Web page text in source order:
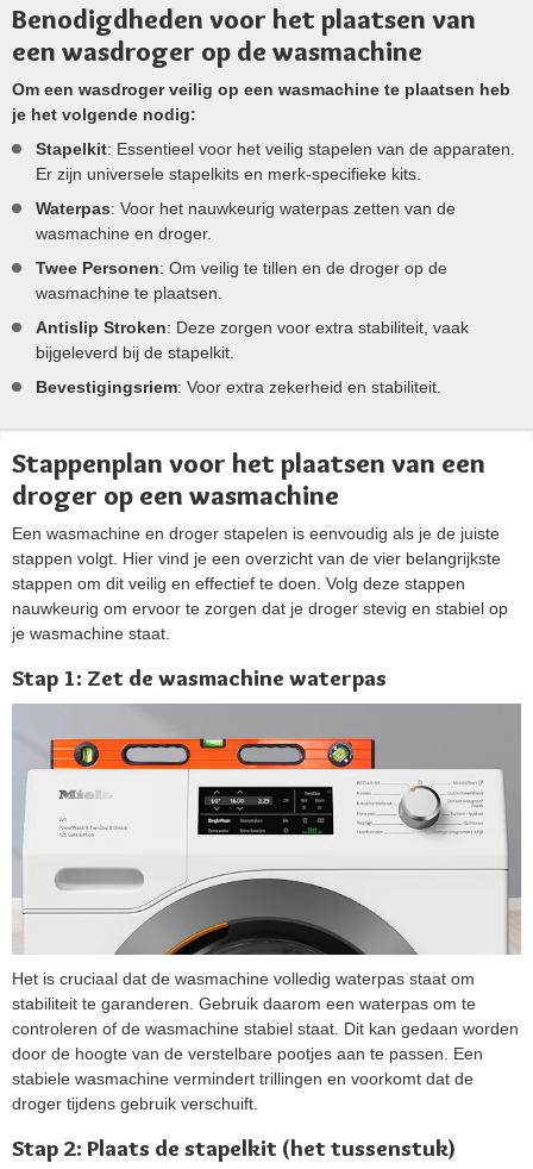
Benodigdheden voor het plaatsen van
een wasdroger op de wasmachine
Om een wasdroger veilig op een wasmachine te plaatsen heb
je het volgende nodig:
Stapelkit: Essentieel voor het veilig stapelen van de apparaten.
Er zijn universele stapelkits en merk-specifieke kits.
Waterpas: Voor het nauwkeurig waterpas zetten van de
wasmachine en droger.
Twee Personen: Om veilig te tillen en de droger op de
wasmachine te plaatsen.
Antislip Stroken: Deze zorgen voor extra stabiliteit, vaak
bijgeleverd bij de stapelkit.
Bevestigingsriem: Voor extra zekerheid en stabiliteit.
Stappenplan voor het plaatsen van een
droger op een wasmachine
Een wasmachine en droger stapelen is eenvoudig als je de juiste
stappen volgt. Hier vind je een overzicht van de vier belangrijkste
stappen om dit veilig en effectief te doen. Volg deze stappen
nauwkeurig om ervoor te zorgen dat je droger stevig en stabiel op
je wasmachine staat.
Stap 1: Zet de wasmachine waterpas
Het is cruciaal dat de wasmachine volledig waterpas staat om
stabiliteit te garanderen. Gebruik daarom een waterpas om te
controleren of de wasmachine stabiel staat. Dit kan gedaan worden
door de hoogte van de verstelbare pootjes aan te passen. Een
stabiele wasmachine vermindert trillingen en voorkomt dat de
droger tijdens gebruik​ verschuift.
Stap 2: Plaats de stapelkit (het tussenstuk)